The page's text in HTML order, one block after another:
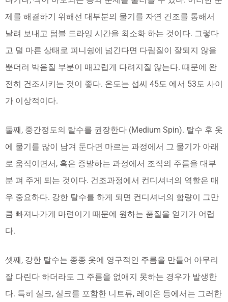
제를 해결하기 위해선 대부분의 물기를 자연 건조를 통해서
날려 보내고 텀블 드라잉 시간을 최소화 하는 것이다. 그렇다
고 덜 마른 상태로 피니슁에 넘긴다면 다림질이 잘되지 않을
뿐더러 박음질 부분이 매끄럽게 다려지질 않는다. 때문에 완
전히 건조시키는 것이 좋다. 온도는 섭씨 45도 에서 53도 사이
가 이상적이다.
둘째, 중간정도의 탈수를 권장한다 (Medium Spin). 탈수 후 옷
에 물기를 많이 남겨 둔다면 마르는 과정에서 그 물기가 아래
로 움직이면서, 혹은 증발하는 과정에서 조직의 주름을 대부
분 펴 주게 되는 것이다. 건조과정에서 컨디셔너의 역할은 매
우 중요하다. 강한 탈수를 하게 되면 컨디셔너의 함량이 그만
큼 빠져나가게 마련이기 때문에 원하는 품질을 얻기가 어렵
다.
셋째, 강한 탈수는 종종 옷에 영구적인 주름을 만들어 아무리
잘 다린다 하더라도 그 주름을 없애지 못하는 경우가 발생한
다. 특히 실크, 실크를 포함한 니트류, 레이온 등에서는 그러한